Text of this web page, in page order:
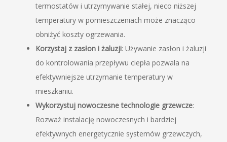
termostatów i utrzymywanie stałej, nieco niższej
temperatury w pomieszczeniach może znacząco
obniżyć koszty ogrzewania.
Korzystaj z zasłon i żaluzji: Używanie zasłon i żaluzji
do kontrolowania przepływu ciepła pozwala na
efektywniejsze utrzymanie temperatury w
mieszkaniu.
Wykorzystuj nowoczesne technologie grzewcze:
Rozważ instalację nowoczesnych i bardziej
efektywnych energetycznie systemów grzewczych,